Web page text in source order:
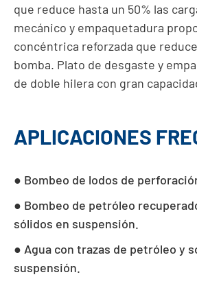
que reduce hasta un 50% las
mecánico y empaquetadura
concéntrica reforzada que
bomba. Plato de desgaste y
de doble hilera con gran
APLICACIONES
● Bombeo de lodos de
● Bombeo de petróleo
sólidos en suspensión.
● Agua con trazas de petróleo y
suspensión.